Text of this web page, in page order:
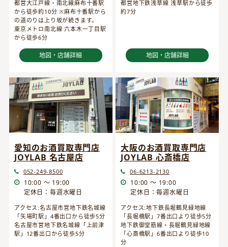
都営大江戸線・南北線麻布十番駅
から徒歩約10分 ※麻布十番駅から
の道のりは上り坂が続きます。
東京メトロ南北線 六本木一丁目駅
から徒歩6分
地図・店舗詳細
都営地下鉄浅草線 浅草駅から徒歩
約7分
地図・店舗詳細
愛知のお酒買取専門店
JOYLAB 名古屋店
052-249-8500
10:00 ～ 19:00
定休日：毎週水曜日
アクセス:名古屋市営地下鉄名城線
「矢場町駅」4番出口から徒歩5分
名古屋市営地下鉄名城線「上前津
駅」12番出口から徒歩5分
大阪のお酒買取専門店
JOYLAB 心斎橋店
06-6213-2130
10:00 ～ 19:00
定休日：毎週水曜日
アクセス:地下鉄長堀鶴見緑地線
「長堀橋駅」7番出口より徒歩5分
地下鉄御堂筋線・長堀鶴見緑地線
「心斎橋駅」6番出口より徒歩10
分